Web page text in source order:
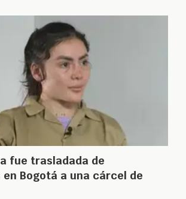
fue trasladada de
en Bogotá a una cárcel de